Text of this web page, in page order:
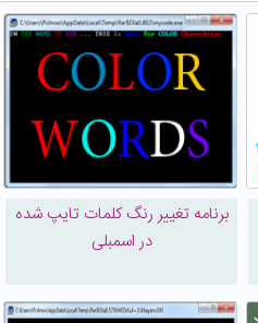
برنامه تغییر رنگ کلمات تایپ شده
در اسمبلی